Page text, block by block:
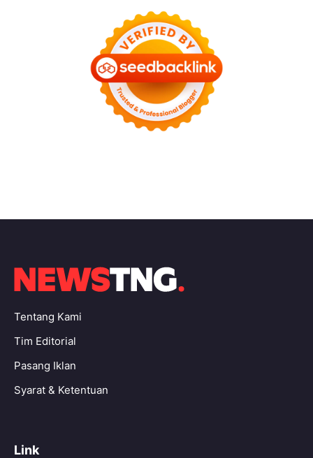
Tentang Kami
Tim Editorial
Pasang Iklan
Syarat & Ketentuan
Link